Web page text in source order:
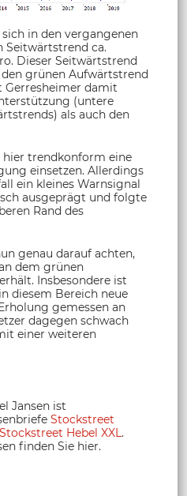
in den vergangenen
Seitwärtstrend ca.
Dieser Seitwärtstrend
grünen Aufwärtstrend
damit
(untere
als auch den
trendkonform eine
einsetzen. Allerdings
ein kleines Warnsignal
ausgeprägt und folgte
Rand des
genau darauf achten,
dem grünen
Insbesondere ist
diesem Bereich neue
gemessen an
dagegen schwach
einer weiteren
Jansen ist
Stockstreet
Stockstreet Hebel XXL.
finden Sie hier.